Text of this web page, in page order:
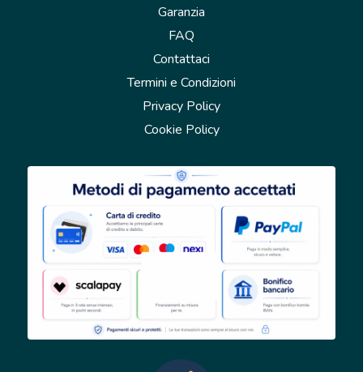
Garanzia
FAQ
Contattaci
Termini e Condizioni
Privacy Policy
Cookie Policy